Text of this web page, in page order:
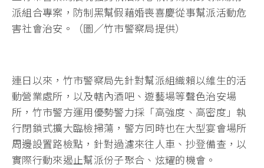
派組合專案，防制黑幫假藉婚喪喜慶從事幫派活動危
害社會治安。（圖／竹市警察局提供）
連日以來，竹市警察局先針對幫派組織賴以維生的活
動營業處所，以及轄內酒吧、遊藝場等聲色治安場
所，竹市警方運用優勢警力採「高強度、高密度」執
行閉鎖式擴大臨檢掃蕩，警方同時也在大型宴會場所
周邊設置路檢點，針對過濾來往人車、抄登備查，以
實際行動來遏止幫派份子聚合、炫耀的機會。